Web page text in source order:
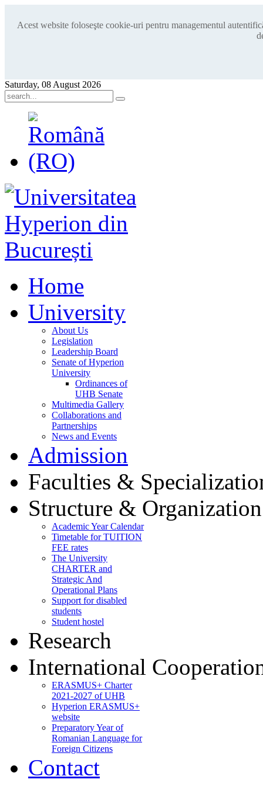
Acest website foloseşte cookie-uri pentru managementul
Saturday, 08 August 2026
Home
University
About Us
Legislation
Leadership Board
Senate of Hyperion
University
Ordinances of
UHB Senate
Multimedia Gallery
Collaborations and
Partnerships
News and Events
Admission
Faculties &
Structure & Organization
Academic Year Calendar
Timetable for TUITION
FEE rates
The University
CHARTER and
Strategic And
Operational Plans
Support for disabled
students
Student hostel
Research
International
ERASMUS+ Charter
2021-2027 of UHB
Hyperion ERASMUS+
website
Preparatory Year of
Romanian Language for
Foreign Citizens
Contact